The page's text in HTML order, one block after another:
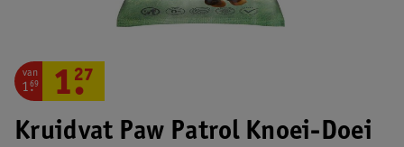
Kruidvat Paw Patrol Knoei-Doei
van
1.
69 1.
27